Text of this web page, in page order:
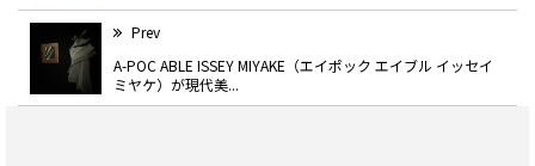
Prev
A-POC ABLE ISSEY MIYAKE（エイポック エイブル イッセイ
ミヤケ）が現代美...